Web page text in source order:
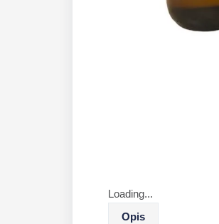
Loading...
Opis